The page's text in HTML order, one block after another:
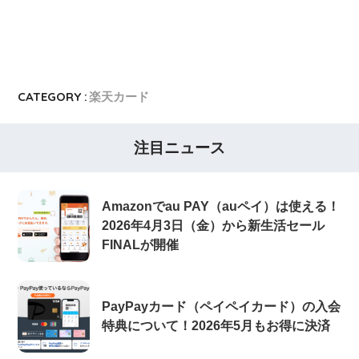
CATEGORY :楽天カード
注目ニュース
Amazonでau PAY（auペイ）は使える！
2026年4月3日（金）から新生活セール
FINALが開催
PayPayカード（ペイペイカード）の入会
特典について！2026年5月もお得に決済